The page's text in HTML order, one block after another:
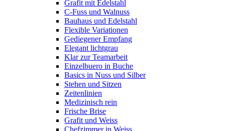
Grafit mit Edelstahl
C-Fuss und Walnuss
Bauhaus und Edelstahl
Flexible Variationen
Gediegener Empfang
Elegant lichtgrau
Klar zur Teamarbeit
Einzelbuero in Buche
Basics in Nuss und Silber
Stehen und Sitzen
Zeitenlinien
Medizinisch rein
Frische Brise
Grafit und Weiss
Chefzimmer in Weiss